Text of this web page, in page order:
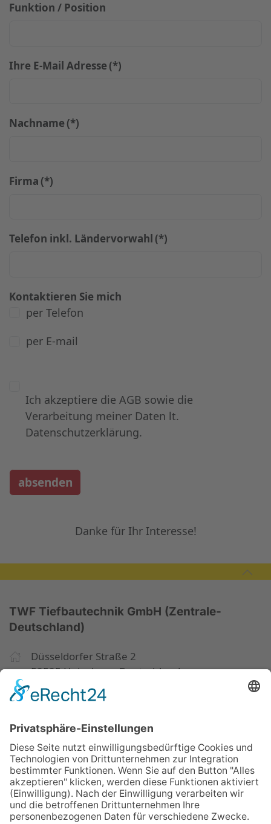
Funktion / Position
Ihre E-Mail Adresse (*)
Nachname (*)
Firma (*)
Telefon inkl. Ländervorwahl (*)
Kontaktieren Sie mich
per Telefon
per E-mail
Ich akzeptiere die AGB sowie die
Verarbeitung meiner Daten lt.
Datenschutzerklärung.
absenden
Danke für Ihr Interesse!
TWF Tiefbautechnik GmbH (Zentrale-
Deutschland)
Düsseldorfer Straße 2
52525 Heinsberg, Deutschland
+49 2452 15678-0
office@twf-tiefbautechnik.de
www.twf-tiefbautechnik.de
Kaufen | Mieten | Leasen